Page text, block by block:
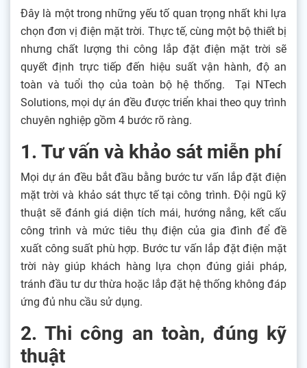
Đây là một trong những yếu tố quan trọng nhất khi lựa
chọn đơn vị điện mặt trời. Thực tế, cùng một bộ thiết bị
nhưng chất lượng thi công lắp đặt điện mặt trời sẽ
quyết định trực tiếp đến hiệu suất vận hành, độ an
toàn và tuổi thọ của toàn bộ hệ thống. Tại NTech
Solutions, mọi dự án đều được triển khai theo quy trình
chuyên nghiệp gồm 4 bước rõ ràng.
1. Tư vấn và khảo sát miễn phí
Mọi dự án đều bắt đầu bằng bước tư vấn lắp đặt điện
mặt trời và khảo sát thực tế tại công trình. Đội ngũ kỹ
thuật sẽ đánh giá diện tích mái, hướng nắng, kết cấu
công trình và mức tiêu thụ điện của gia đình để đề
xuất công suất phù hợp. Bước tư vấn lắp đặt điện mặt
trời này giúp khách hàng lựa chọn đúng giải pháp,
tránh đầu tư dư thừa hoặc lắp đặt hệ thống không đáp
ứng đủ nhu cầu sử dụng.
2. Thi công an toàn, đúng kỹ
thuật